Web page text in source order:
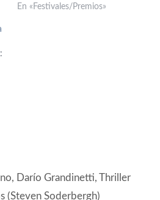
director Danny Boyle por
En «Festivales/Premios»
, Darío Grandinetti,Thriller
(Steven Soderbergh)